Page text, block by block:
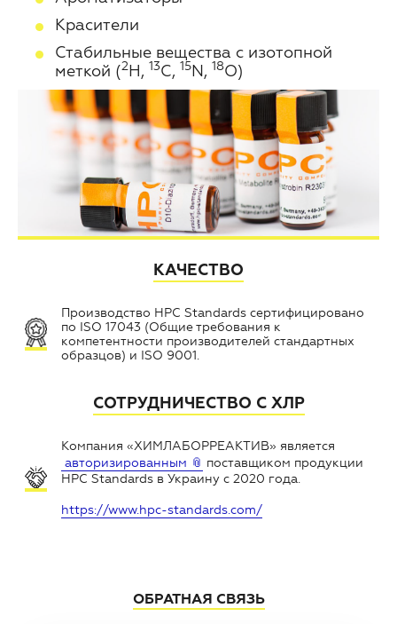
Красители
Стабильные вещества с изотопной
меткой (2H, 13C, 15N, 18O)
КАЧЕСТВО
Производство HPC Standards сертифицировано
по ISO 17043 (Общие требования к
компетентности производителей стандартных
образцов) и ISO 9001.
СОТРУДНИЧЕСТВО С ХЛР
Компания «ХИМЛАБОРРЕАКТИВ» является
авторизированным
поставщиком продукции
HPC Standards в Украину с 2020 года.
https://www.hpc-standards.com/
ОБРАТНАЯ СВЯЗЬ